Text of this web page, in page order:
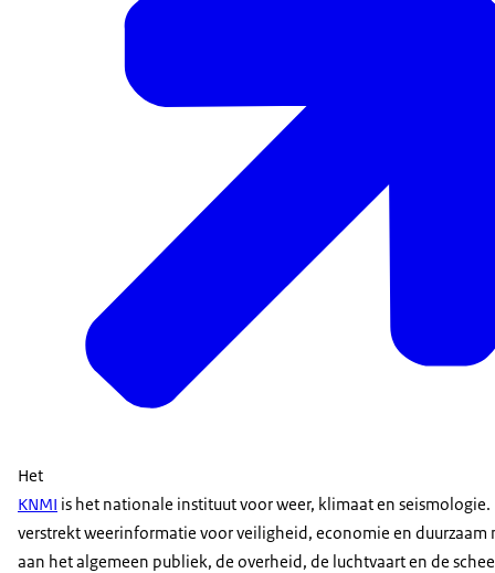
Het
KNMI is het nationale instituut voor weer, klimaat en seismologie.
verstrekt weerinformatie voor veiligheid, economie en duurzaam
aan het algemeen publiek, de overheid, de luchtvaart en de